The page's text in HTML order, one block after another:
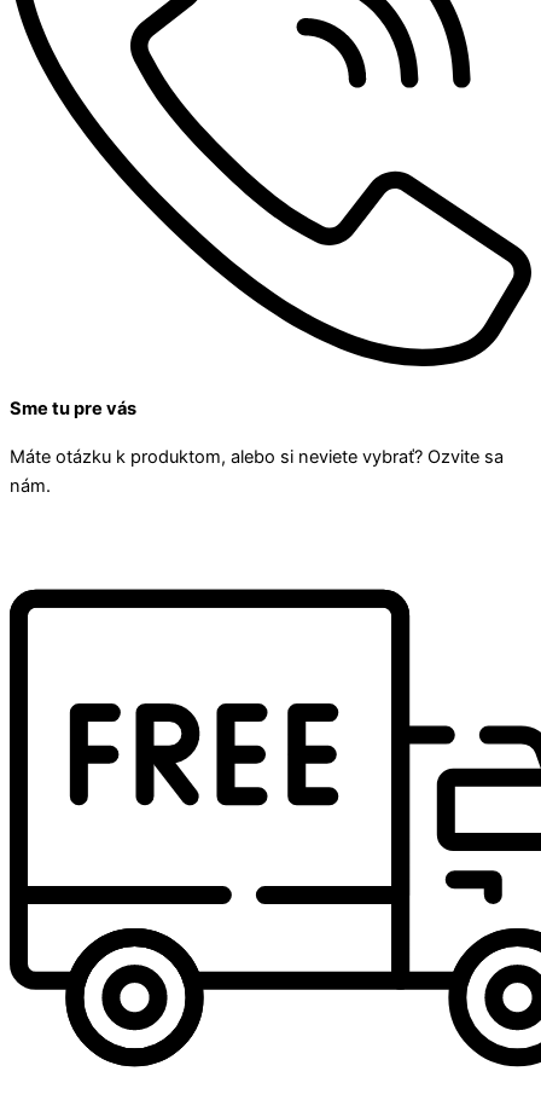
Sme tu pre vás
Máte otázku k produktom, alebo si neviete vybrať? Ozvite sa
nám.